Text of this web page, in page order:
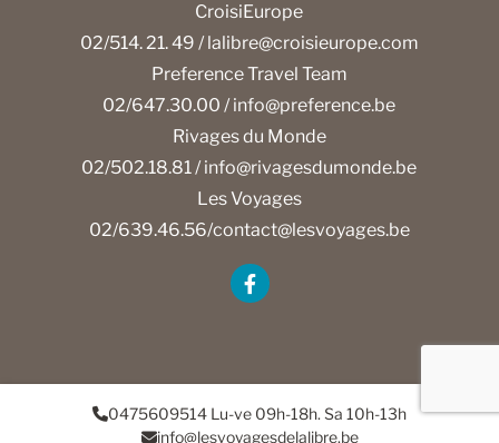
CroisiEurope
02/514. 21. 49 / lalibre@croisieurope.com
Preference Travel Team
02/647.30.00 /info@preference.be
Rivages du Monde
02/502.18.81 /info@rivagesdumonde.be
Les Voyages
02/639.46.56/contact@lesvoyages.be
0475609514 Lu-ve 09h-18h. Sa 10h-13h
info@lesvoyagesdelalibre.be